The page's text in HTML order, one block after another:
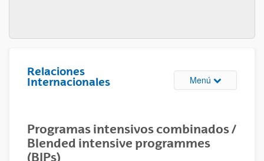
Relaciones
Internacionales
Menú Abrir/cerrar
Programas intensivos combinados /
Blended intensive programmes
(BIPs)